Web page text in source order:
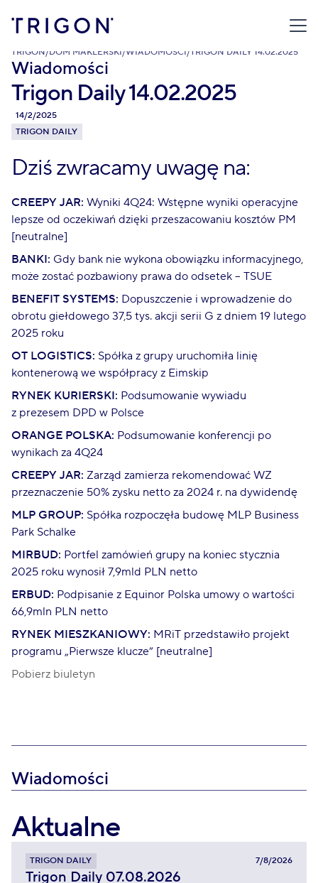
TRIGON/DOM MAKLERSKI/WIADOMOŚCI/ TRIGON DAILY 14.02.2025
Wiadomości
Trigon Daily 14.02.2025
14/2/2025
TRIGON DAILY
Dziś zwracamy uwagę na:
CREEPY JAR: Wyniki 4Q24: Wstępne wyniki operacyjne
lepsze od oczekiwań dzięki przeszacowaniu kosztów PM
[neutralne]
BANKI: Gdy bank nie wykona obowiązku informacyjnego,
może zostać pozbawiony prawa do odsetek – TSUE
BENEFIT SYSTEMS: Dopuszczenie i wprowadzenie do
obrotu giełdowego 37,5 tys. akcji serii G z dniem 19 lutego
2025 roku
OT LOGISTICS: Spółka z grupy uruchomiła linię
kontenerową we współpracy z Eimskip
RYNEK KURIERSKI: Podsumowanie wywiadu
z prezesem DPD w Polsce
ORANGE POLSKA: Podsumowanie konferencji po
wynikach za 4Q24
CREEPY JAR: Zarząd zamierza rekomendować WZ
przeznaczenie 50% zysku netto za 2024 r. na dywidendę
MLP GROUP: Spółka rozpoczęła budowę MLP Business
Park Schalke
MIRBUD: Portfel zamówień grupy na koniec stycznia
2025 roku wynosił 7,9mld PLN netto
ERBUD: Podpisanie z Equinor Polska umowy o wartości
66,9mln PLN netto
RYNEK MIESZKANIOWY: MRiT przedstawiło projekt
programu „Pierwsze klucze” [neutralne]
Pobierz biuletyn
Wiadomości
Aktualne
TRIGON DAILY 7/8/2026
Trigon Daily 07.08.2026